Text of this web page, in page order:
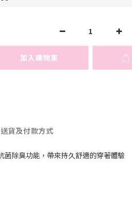
加入購物車
送貨及付款方式
除臭功能，帶來持久舒適的穿著體驗